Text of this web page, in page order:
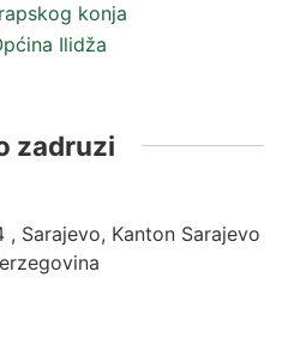
konja
Ilidža
zadruzi
Sarajevo, Kanton Sarajevo